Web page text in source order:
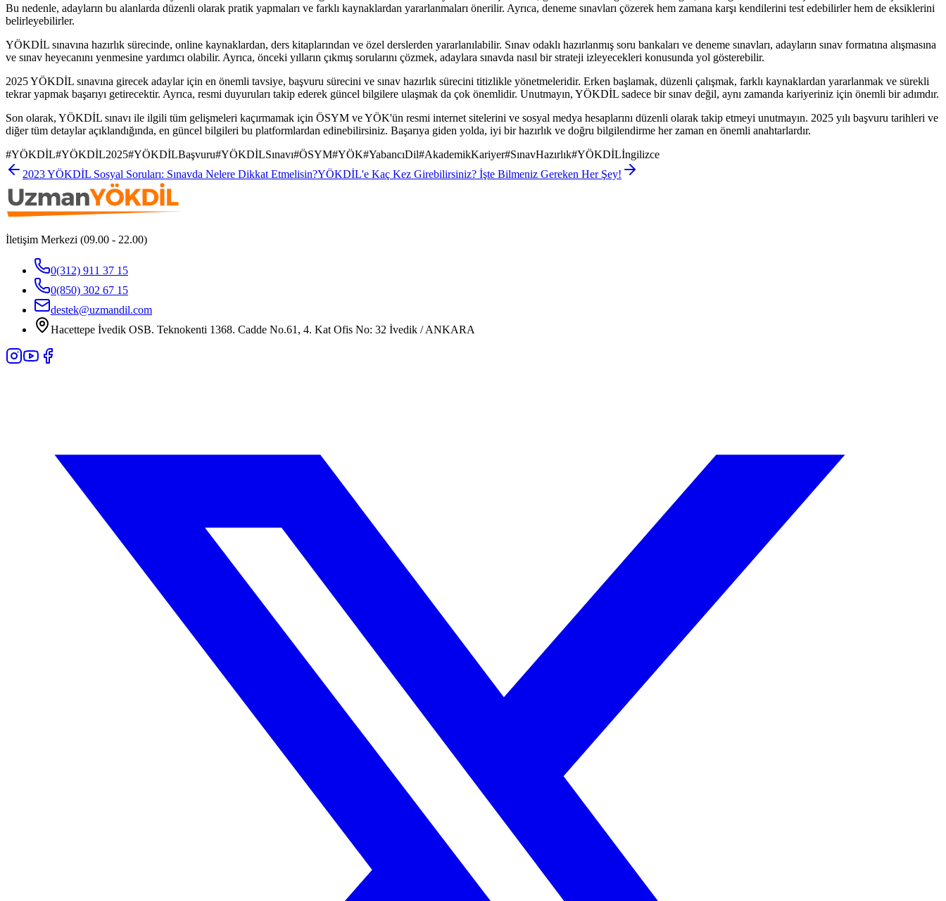
Bu nedenle, adayların bu alanlarda düzenli olarak pratik yapmaları ve farklı kaynaklardan yararlanmaları önerilir. Ayrıca, deneme sınavları çözerek hem zamana karşı kendilerini test edebilirler hem de eksiklerini
belirleyebilirler.
YÖKDİL sınavına hazırlık sürecinde, online kaynaklardan, ders kitaplarından ve özel derslerden yararlanılabilir. Sınav odaklı hazırlanmış soru bankaları ve deneme sınavları, adayların sınav formatına alışmasına
ve sınav heyecanını yenmesine yardımcı olabilir. Ayrıca, önceki yılların çıkmış sorularını çözmek, adaylara sınavda nasıl bir strateji izleyecekleri konusunda yol gösterebilir.
2025 YÖKDİL sınavına girecek adaylar için en önemli tavsiye, başvuru sürecini ve sınav hazırlık sürecini titizlikle yönetmeleridir. Erken başlamak, düzenli çalışmak, farklı kaynaklardan yararlanmak ve sürekli
tekrar yapmak başarıyı getirecektir. Ayrıca, resmi duyuruları takip ederek güncel bilgilere ulaşmak da çok önemlidir. Unutmayın, YÖKDİL sadece bir sınav değil, aynı zamanda kariyeriniz için önemli bir adımdır.
Son olarak, YÖKDİL sınavı ile ilgili tüm gelişmeleri kaçırmamak için ÖSYM ve YÖK'ün resmi internet sitelerini ve sosyal medya hesaplarını düzenli olarak takip etmeyi unutmayın. 2025 yılı başvuru tarihleri ve
diğer tüm detaylar açıklandığında, en güncel bilgileri bu platformlardan edinebilirsiniz. Başarıya giden yolda, iyi bir hazırlık ve doğru bilgilendirme her zaman en önemli anahtarlardır.
#YÖKDİL#YÖKDİL2025#YÖKDİLBaşvuru#YÖKDİLSınavı#ÖSYM#YÖK#YabancıDil#AkademikKariyer#SınavHazırlık#YÖKDİLİngilizce
2023 YÖKDİL Sosyal Soruları: Sınavda Nelere Dikkat Etmelisin?YÖKDİL'e Kaç Kez Girebilirsiniz? İşte Bilmeniz Gereken Her Şey!
İletişim Merkezi (09.00 - 22.00)
0(312) 911 37 15
0(850) 302 67 15
destek@uzmandil.com
Hacettepe İvedik OSB. Teknokenti 1368. Cadde No.61, 4. Kat Ofis No: 32 İvedik / ANKARA